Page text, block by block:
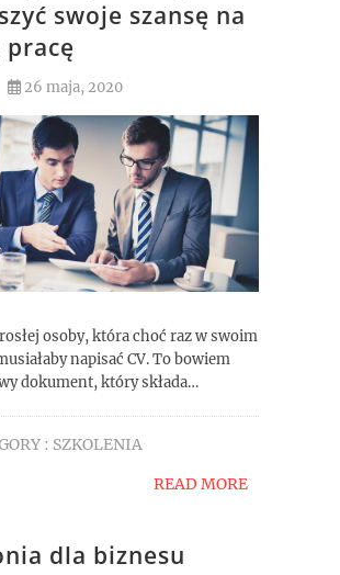
swoje szansę na
26 maja, 2020
osoby, która choć raz w swoim
napisać CV. To bowiem
dokument, który składa…
: SZKOLENIA
READ MORE
dla biznesu